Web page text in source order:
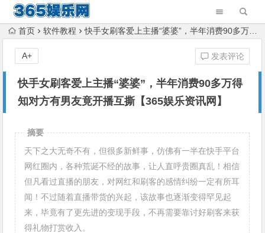
首页 软件教程 快手女刷客爱上主播“婆婆”，半年消费90多万得知对方有男友竟开播互撕【365娱乐资讯网】
快手女刷客爱上主播“婆婆”，半年消费90多万得
知对方有男友竟开播互撕【365娱乐资讯网】
发表评论
A+
摘要
天下之大无奇不有，但很多新鲜事，仿佛有一半在快手平台
网红圈内，各种荒诞不经的故事，让人直呼贵圈真乱！相信
但凡看过直播的朋友，对网红和刷客的感情纠纷一定有所耳
闻！不过随着直播带货的兴起，该故事也逐渐变得罕见起
来，毕竟有了更先进的变现手段，不再需要靠讨好刷客来获
得礼物打赏收入。